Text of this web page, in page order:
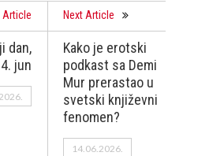
Article
dan,
jun
Next Article
Kako je erotski
podkast sa Demi
Mur prerastao u
svetski književni
fenomen?
14.06.2026.